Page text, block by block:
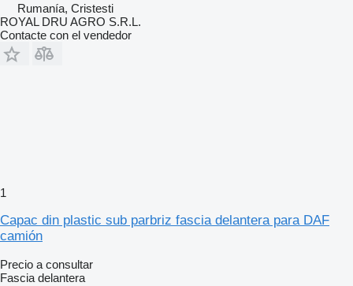
Rumanía, Cristesti
ROYAL DRU AGRO S.R.L.
Contacte con el vendedor
1
Capac din plastic sub parbriz fascia delantera para DAF
camión
Precio a consultar
Fascia delantera